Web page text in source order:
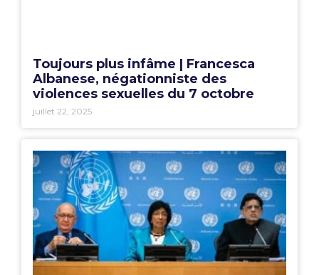
Toujours plus infâme | Francesca
Albanese, négationniste des
violences sexuelles du 7 octobre
juillet 22, 2025